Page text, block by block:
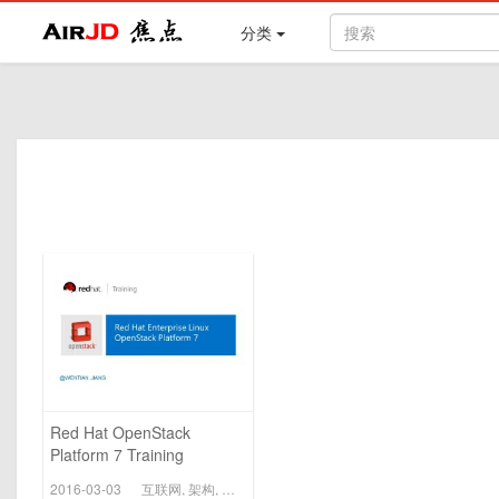
Air焦点 分类
Red Hat OpenStack
Platform 7 Training
2016-03-03 互联网 架构